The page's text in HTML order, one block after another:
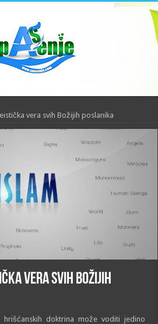
vera svih Božijih poslanika
vera svih Božijih
doktrina može voditi jedino